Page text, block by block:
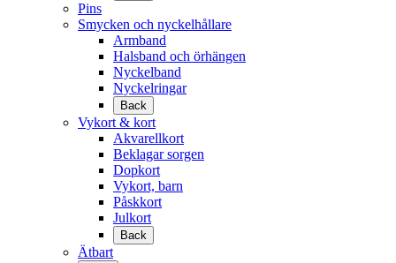
Pins
Smycken och nyckelhållare
Armband
Halsband och örhängen
Nyckelband
Nyckelringar
Back
Vykort & kort
Akvarellkort
Beklagar sorgen
Dopkort
Vykort, barn
Påskkort
Julkort
Back
Ätbart